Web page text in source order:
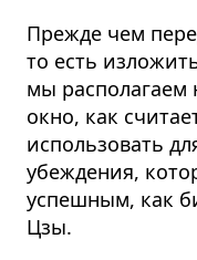
Прежде чем
то есть
мы располагаем
окно, как
использовать
убеждения,
успешным, как
Цзы.